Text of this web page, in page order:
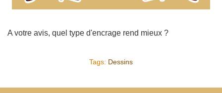
A votre avis, quel type d'encrage rend mieux ?
Tags: Dessins